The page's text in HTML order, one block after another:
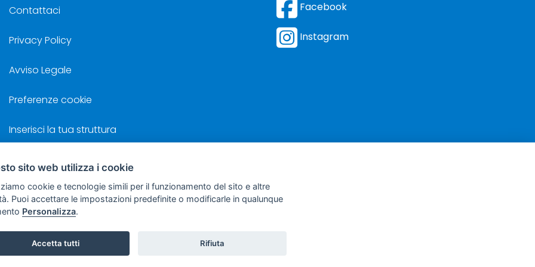
Contattaci
Privacy Policy
Avviso Legale
Preferenze cookie
Inserisci la tua struttura
Facebook
Instagram
© Sviluppo Turismo Italia S.r.L. unipersonale
2 - 63822 Porto San Giorgio (FM) - P.IVA: 01665350433 - R.E.A. FM-195884
sito web utilizza i cookie
cookie e tecnologie simili per il funzionamento del sito e altre
Puoi accettare le impostazioni predefinite o modificarle in qualunque
Personalizza.
Accetta tutti Rifiuta